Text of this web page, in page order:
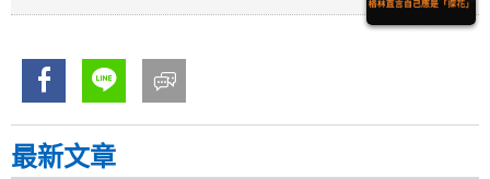
最新文章